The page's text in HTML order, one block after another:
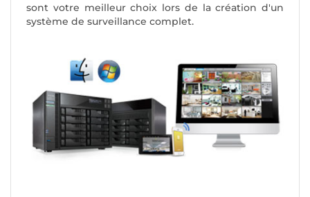
sont votre meilleur choix lors de la création d'un
système de surveillance complet.